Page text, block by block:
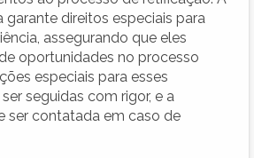
garante direitos especiais para
assegurando que eles
oportunidades no processo
especiais para esses
seguidas com rigor, e a
ser contatada em caso de